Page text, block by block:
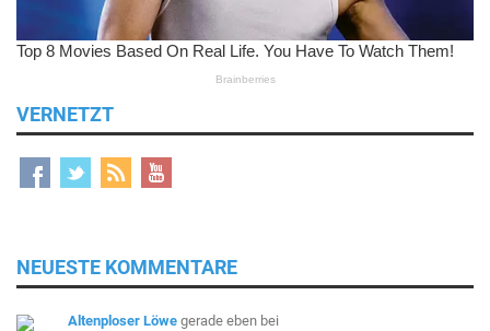
VERNETZT
NEUESTE KOMMENTARE
Altenploser Löwe gerade eben bei